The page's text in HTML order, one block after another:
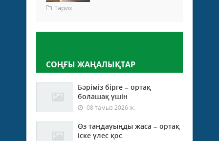
Тарих
СОҢҒЫ ЖАҢАЛЫҚТАР
Бәріміз бірге – ортақ
болашақ үшін
08 тамыз 2026 ж.
Өз таңдауыңды жаса – ортақ
іске үлес қос